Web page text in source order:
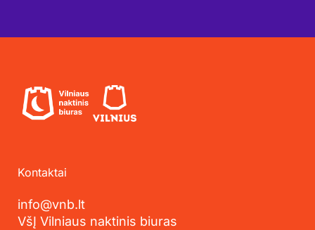
Kontaktai
info@vnb.lt
VšĮ Vilniaus naktinis biuras